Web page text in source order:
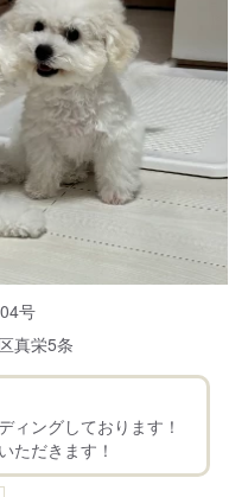
号
真栄5条
ィングしております！